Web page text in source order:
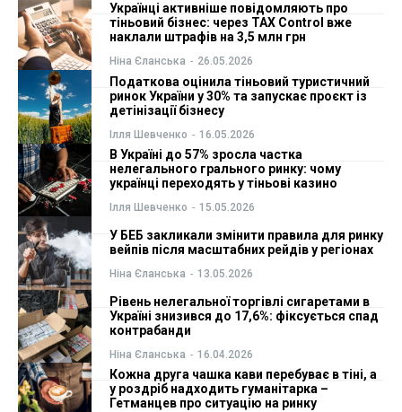
ФОП
Курс валют
Ми в соц. мережах
ФОП
Курс валют
Ми в соц. мережах
Українці активніше повідомляють про
тіньовий бізнес: через TAX Control вже
наклали штрафів на 3,5 млн грн
Ніна Єланська - 26.05.2026
Податкова оцінила тіньовий туристичний
ринок України у 30% та запускає проєкт із
детінізації бізнесу
Ілля Шевченко - 16.05.2026
В Україні до 57% зросла частка
нелегального грального ринку: чому
українці переходять у тіньові казино
Ілля Шевченко - 15.05.2026
У БЕБ закликали змінити правила для ринку
вейпів після масштабних рейдів у регіонах
Ніна Єланська - 13.05.2026
Рівень нелегальної торгівлі сигаретами в
Україні знизився до 17,6%: фіксується спад
контрабанди
Ніна Єланська - 16.04.2026
Кожна друга чашка кави перебуває в тіні, а
у роздріб надходить гуманітарка –
Гетманцев про ситуацію на ринку